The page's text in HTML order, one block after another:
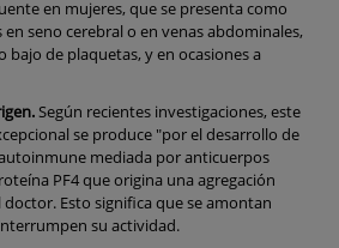
en mujeres, que se presenta como
seno cerebral o en venas abdominales,
bajo de plaquetas, y en ocasiones a
Según recientes investigaciones, este
se produce "por el desarrollo de
mediada por anticuerpos
PF4 que origina una agregación
Esto significa que se amontan
su actividad.